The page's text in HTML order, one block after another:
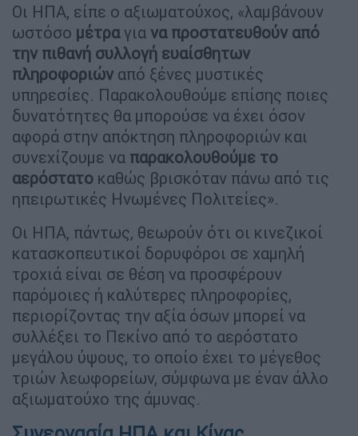
Οι ΗΠΑ, είπε ο αξιωματούχος, «λαμβάνουν
ωστόσο μέτραγια να προστατευθούν από
την πιθανή συλλογή ευαίσθητων
πληροφοριών από ξένες μυστικές
υπηρεσίες. Παρακολουθούμε επίσης ποιες
δυνατότητες θα μπορούσε να έχει όσον
αφορά στην απόκτηση πληροφοριών και
συνεχίζουμε να παρακολουθούμε το
αερόστατο καθώς βρισκόταν πάνω από τις
ηπειρωτικές Ηνωμένες Πολιτείες».
Οι ΗΠΑ, πάντως, θεωρούν ότι οι κινεζικοί
κατασκοπευτικοί δορυφόροι σε χαμηλή
τροχιά είναι σε θέση να προσφέρουν
παρόμοιες ή καλύτερες πληροφορίες,
περιορίζοντας την αξία όσων μπορεί να
συλλέξει το Πεκίνο από το αερόστατο
μεγάλου ύψους, το οποίο έχει το μέγεθος
τριών λεωφορείων, σύμφωνα με έναν άλλο
αξιωματούχο της άμυνας.